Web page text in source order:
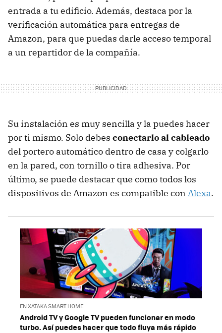
entrada a tu edificio. Además, destaca por la
verificación automática para entregas de
Amazon, para que puedas darle acceso temporal
a un repartidor de la compañía.
Su instalación es muy sencilla y la puedes hacer
por ti mismo. Solo debes conectarlo al cableado
del portero automático dentro de casa y colgarlo
en la pared, con tornillo o tira adhesiva. Por
último, se puede destacar que como todos los
dispositivos de Amazon es compatible con Alexa.
EN XATAKA SMART HOME
Android TV y Google TV pueden funcionar en modo
turbo. Así puedes hacer que todo fluya más rápido